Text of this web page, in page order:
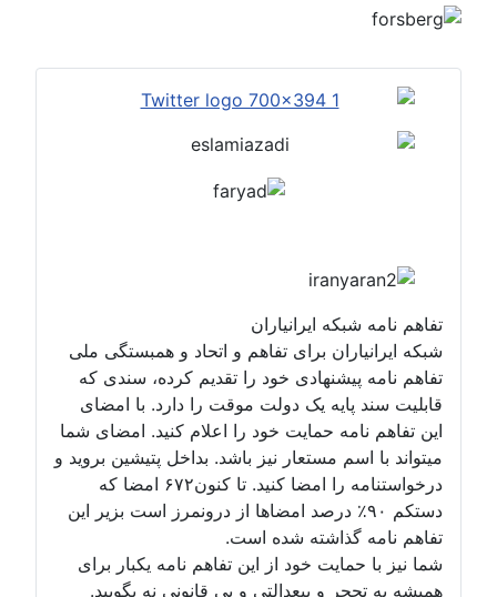
تفاهم نامه شبکه ایرانیاران
شبکه ایرانیاران برای تفاهم و اتحاد و همبستگی ملی
تفاهم نامه پیشنهادی خود را تقدیم کرده، سندی که
قابلیت سند پایه یک دولت موقت را دارد. با امضای
این تفاهم نامه حمایت خود را اعلام کنید. امضای شما
میتواند با اسم مستعار نیز باشد. بداخل پتیشین بروید و
درخواستنامه را امضا کنید. تا کنون۶۷۲ امضا که
دستکم ۹۰٪ درصد امضاها از درونمرز است بزیر این
تفاهم نامه گذاشته شده است.
شما نیز با حمایت خود از این تفاهم نامه یکبار برای
همیشه به تحجر و بیعدالتی و بی قانونی نه بگویید.